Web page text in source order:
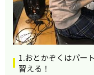
1.おとかぞくはパー
習える！